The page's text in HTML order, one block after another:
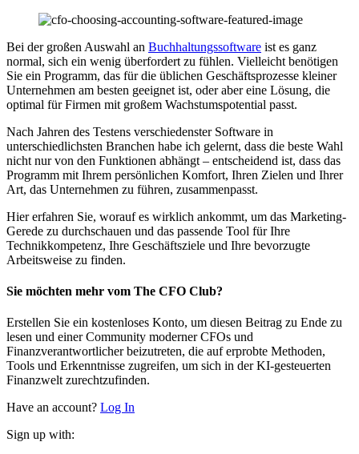
Bei der großen Auswahl an Buchhaltungssoftware ist es ganz
normal, sich ein wenig überfordert zu fühlen. Vielleicht benötigen
Sie ein Programm, das für die üblichen Geschäftsprozesse kleiner
Unternehmen am besten geeignet ist, oder aber eine Lösung, die
optimal für Firmen mit großem Wachstumspotential passt.
Nach Jahren des Testens verschiedenster Software in
unterschiedlichsten Branchen habe ich gelernt, dass die beste Wahl
nicht nur von den Funktionen abhängt – entscheidend ist, dass das
Programm mit Ihrem persönlichen Komfort, Ihren Zielen und Ihrer
Art, das Unternehmen zu führen, zusammenpasst.
Hier erfahren Sie, worauf es wirklich ankommt, um das Marketing-
Gerede zu durchschauen und das passende Tool für Ihre
Technikkompetenz, Ihre Geschäftsziele und Ihre bevorzugte
Arbeitsweise zu finden.
Sie möchten mehr vom The CFO Club?
Erstellen Sie ein kostenloses Konto, um diesen Beitrag zu Ende zu
lesen und einer Community moderner CFOs und
Finanzverantwortlicher beizutreten, die auf erprobte Methoden,
Tools und Erkenntnisse zugreifen, um sich in der KI-gesteuerten
Finanzwelt zurechtzufinden.
Have an account? Log In
Sign up with: